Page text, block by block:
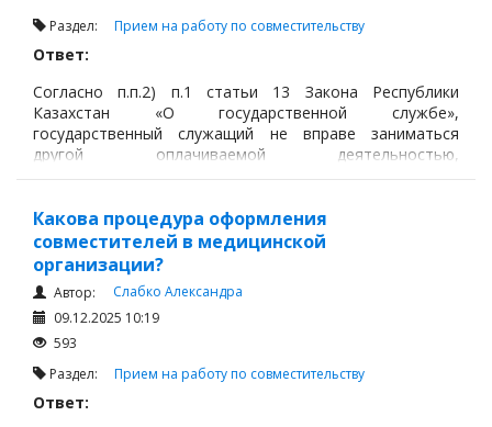
Раздел: Прием на работу по совместительству
Ответ:
Согласно п.п.2) п.1 статьи 13
Закона Республики
Казахстан «О государственной службе»,
государственный служащий не вправе заниматься
другой оплачиваемой деятельностью,
кроме педагогической, научной и
службы в резерве.
Какова процедура оформления
совместителей в медицинской
организации?
Автор:
Слабко Александра
09.12.2025 10:19
593
Раздел: Прием на работу по совместительству
Ответ: